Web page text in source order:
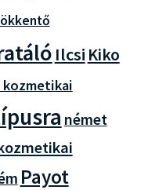
Ilcsi Kiko
kozmetikai
német
Payot